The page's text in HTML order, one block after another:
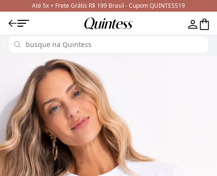
Até 5x + Frete Grátis R$ 199 Brasil - Cupom QUINTESS19